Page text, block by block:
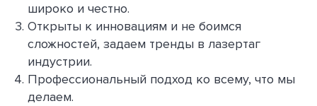
широко и честно.
Открыты к инновациям и не боимся
сложностей, задаем тренды в лазертаг
индустрии.
Профессиональный подход ко всему, что мы
делаем.